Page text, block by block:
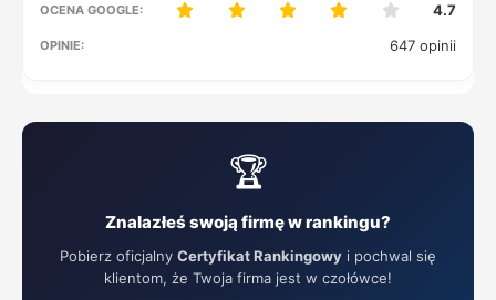
4.7
647 opinii
🏆
Znalazłeś swoją firmę w rankingu?
Pobierz oficjalny Certyfikat Rankingowy i pochwal się
klientom, że Twoja firma jest w czołówce!